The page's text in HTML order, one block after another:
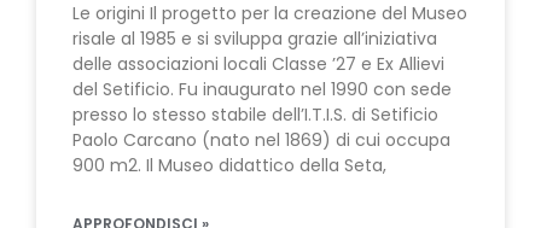
Le origini Il progetto per la creazione del Museo
risale al 1985 e si sviluppa grazie all’iniziativa
delle associazioni locali Classe ’27 e Ex Allievi
del Setificio. Fu inaugurato nel 1990 con sede
presso lo stesso stabile dell’I.T.I.S. di Setificio
Paolo Carcano (nato nel 1869) di cui occupa
900 m2. Il Museo didattico della Seta,